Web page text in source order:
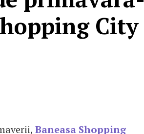
City
Baneasa Shopping